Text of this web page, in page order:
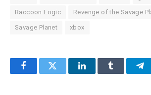
Raccoon Logic Revenge of the Savage
Savage Planet xbox
FacebookTwitter LinkedInTumblr